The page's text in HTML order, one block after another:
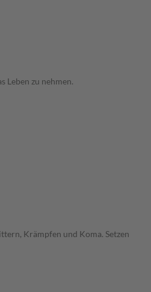
Leben zu nehmen.
Krämpfen und Koma. Setzen